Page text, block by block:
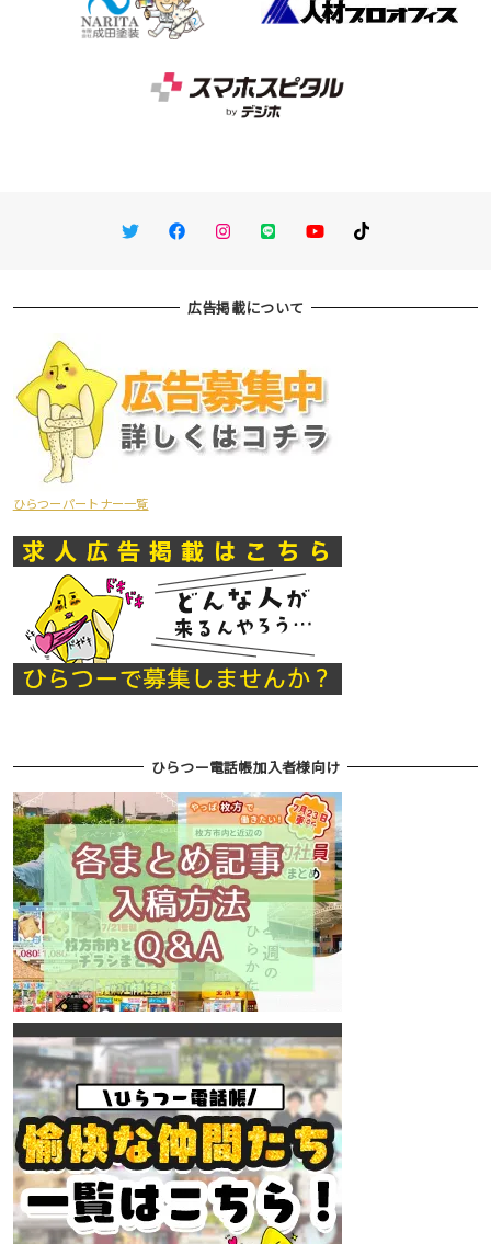
TwitterFacebookInstagram
LINE You TubeTikTok
広告掲載について
ひらつーパートナー一覧
ひらつー電話帳加入者様向け